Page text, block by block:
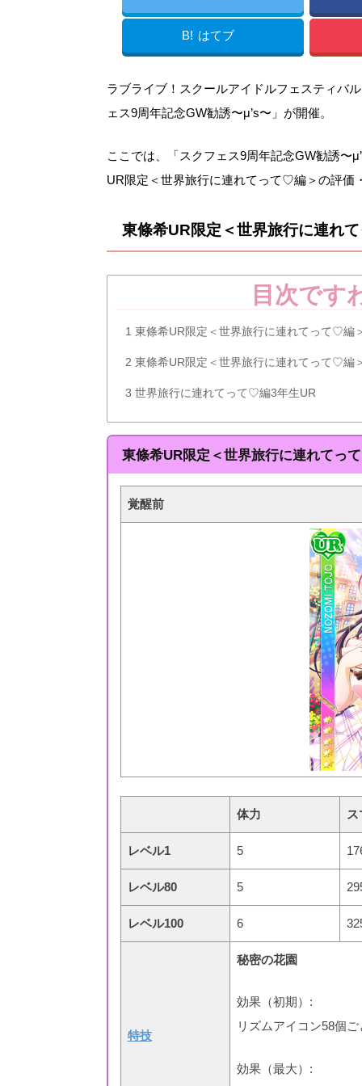
B! はてブ
ラブライブ！スクールアイドルフェスティバ
ェス9周年記念GW勧誘〜μ’s〜」が開催。
ここでは、「スクフェス9周年記念GW勧誘〜
UR限定＜世界旅行に連れてって♡編＞の評価
東條希UR限定＜世界旅行に連れ
目次です
1 東條希UR限定＜世界旅行に連れてって♡編
2 東條希UR限定＜世界旅行に連れてって♡編
3 世界旅行に連れてって♡編3年生UR
東條希UR限定＜世界旅行に連れてっ
覚醒前
体力
レベル1 5
レベル80 5
レベル100 6
特技
秘密の花園
効果（初期）:
リズムアイコン58個
効果（最大）: